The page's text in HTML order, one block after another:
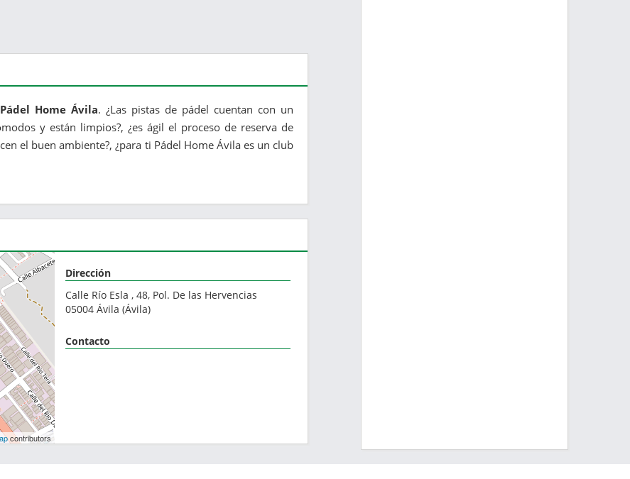
Home Ávila. ¿Las pistas de pádel cuentan con un
y están limpios?, ¿es ágil el proceso de reserva de
el buen ambiente?, ¿para ti Pádel Home Ávila es un club
contributors
Dirección
Calle Río Esla , 48, Pol. De las Hervencias
05004 Ávila (Ávila)
Contacto